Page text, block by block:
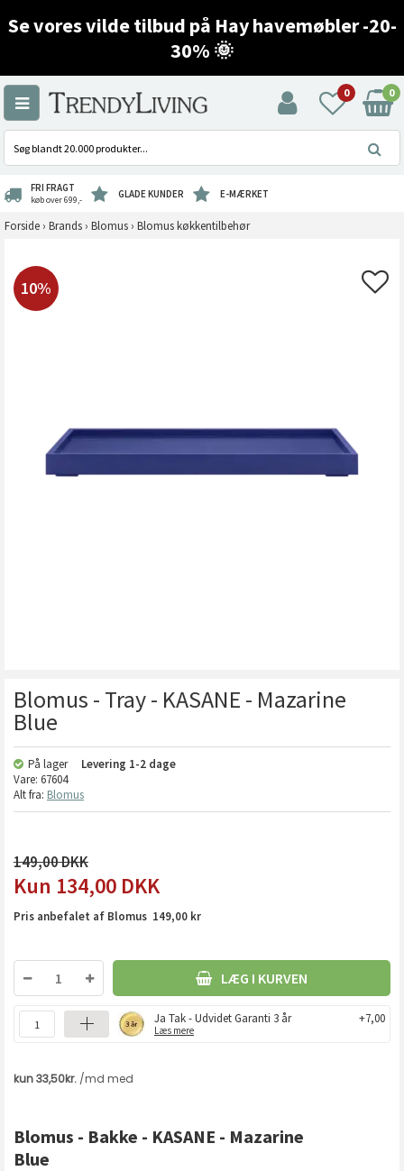
Se vores vilde tilbud på Hay havemøbler -20-
30% 🌞
0 0
FRI FRAGT
køb over 699,- GLADE KUNDER E-MÆRKET
Forside › Brands › Blomus › Blomus køkkentilbehør
10%
Blomus - Tray - KASANE - Mazarine
Blue
På lager Levering 1-2 dage
Vare: 67604
Alt fra: Blomus
149,00
134,00 DKK
Pris anbefalet af Blomus 149,00 kr
LÆG I KURVEN
Ja Tak - Udvidet Garanti 3 år
Læs mere
+7,00
Blomus - Bakke - KASANE - Mazarine
Blue